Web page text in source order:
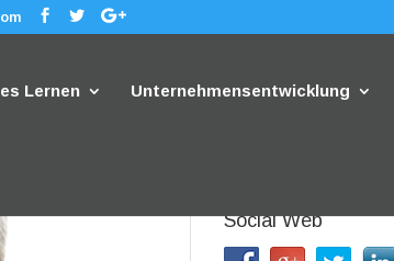
Lernen Unternehmensentwicklung
Social Web